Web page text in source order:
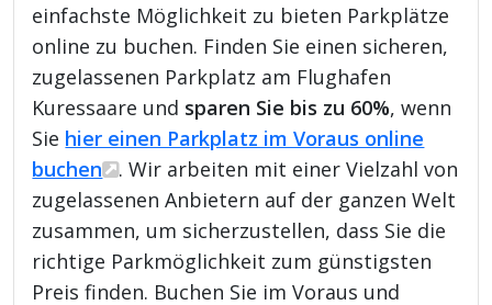
einfachste Möglichkeit zu bieten Parkplätze
online zu buchen. Finden Sie einen sicheren,
zugelassenen Parkplatz am Flughafen
Kuressaare und sparen Sie bis zu 60%, wenn
Sie hier einen Parkplatz im Voraus online
buchen
. Wir arbeiten mit einer Vielzahl von
zugelassenen Anbietern auf der ganzen Welt
zusammen, um sicherzustellen, dass Sie die
richtige Parkmöglichkeit zum günstigsten
Preis finden. Buchen Sie im Voraus und